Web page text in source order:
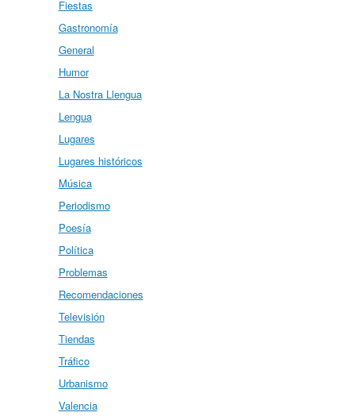
Fiestas
Gastronomía
General
Humor
La Nostra Llengua
Lengua
Lugares
Lugares históricos
Música
Periodismo
Poesía
Política
Problemas
Recomendaciones
Televisión
Tiendas
Tráfico
Urbanismo
Valencia